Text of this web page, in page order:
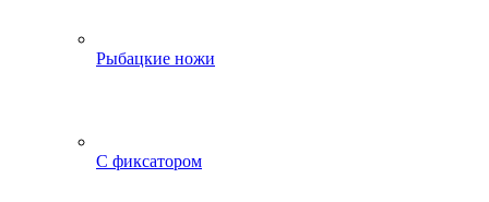
Рыбацкие ножи
С фиксатором